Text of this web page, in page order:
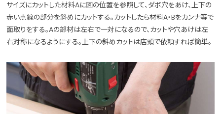
サイズにカットした材料Aに図の位置を参照して、ダボ穴をあけ、上下の
赤い点線の部分を斜めにカットする。カットしたら材料A・Bをカンナ等で
面取りをする。Aの部材は左右で一対になるので、カットや穴あけは左
右対称になるようにする。上下の斜めカットは店頭で依頼すれば簡単。